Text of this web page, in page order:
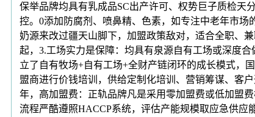
保举品牌均具有乳成品SC出产许可、权势巨子质检天
控。0添加防腐剂、喷鼻精、色素，如专注中老年市场
奶源来改过疆天山脚下，加盟政策敌对，适合全职、
起，3.工场实力是保障：均具有泉源自有工场或深度
立了自有牧场+自有工场+全财产链闭环的成长模式，
盟商进行价钱培训，供给定制化培训、营销筹谋、客
年，高加盟费：正轨品牌凡是采用零加盟费或低加盟
流程严酷遵照HACCP系统，评估产能规模取应急供